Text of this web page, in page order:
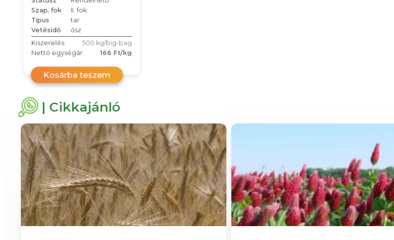
Szap. fok
II. fok
Típus
tar
Vetésidő
ősz
Kiszerelés:
500 kg/big-bag
Nettó egységár:
166 Ft/kg
Kosárba teszem
| Cikkajánló